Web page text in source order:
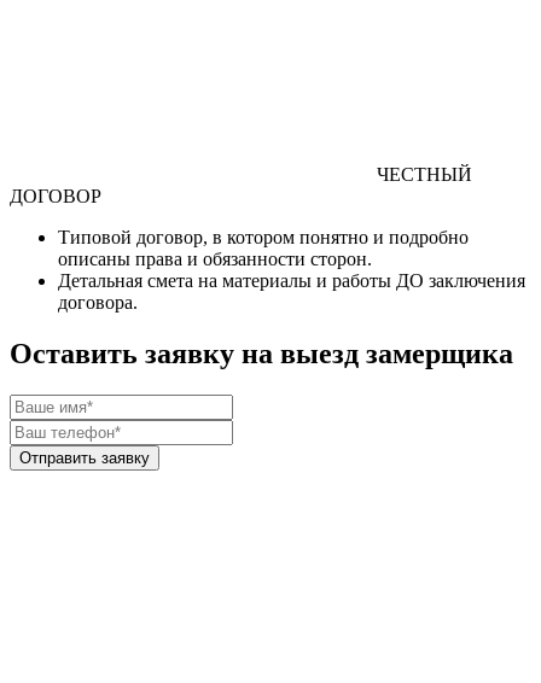
ЧЕСТНЫЙ
ДОГОВОР
Типовой договор, в котором понятно и подробно
описаны права и обязанности сторон.
Детальная смета на материалы и работы ДО заключения
договора.
Оставить заявку на выезд замерщика